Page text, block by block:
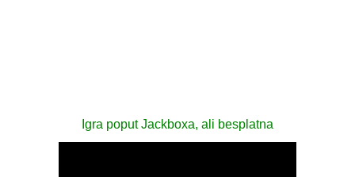
Igra poput Jackboxa, ali besplatna